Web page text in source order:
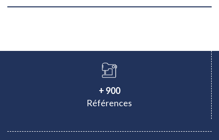
+ 900
Références